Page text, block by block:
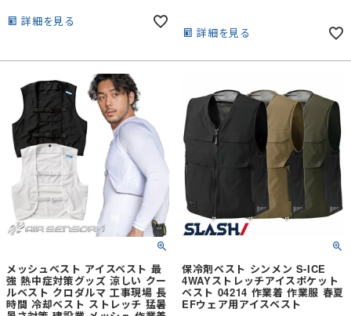
久性、内容成分の安全性に優れる特殊
ーストレッチベスト●男女ユニセック
詳細を見る
詳細を見る
メッシュベスト アイスベスト 最
強 熱中症対策グッズ 涼しい クー
ルベスト クロダルマ 工事現場 長
時間 冷却ベスト ストレッチ 猛暑
保冷剤ベスト シンメン S-ICE
4WAYストレッチアイスポケット
ベスト 04214 作業着 作業服 春夏
EFウェア用アイスベスト